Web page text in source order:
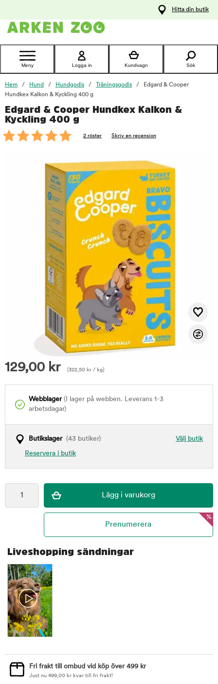
Kontakta
Hitta din butik
Meny Logga in Kundvagn Sök
Hem Hund Hundgodis Träningsgodis
Edgard & Cooper
Hundkex Kalkon & Kyckling 400 g
Edgard & Cooper Hundkex Kalkon &
Kyckling 400 g
2 röster Skriv en recension
129,00 kr (322,50 kr / kg)
Webblager(I lager på webben. Leverans 1-3
arbetsdagar)
Välj butik
Butikslager(43 butiker)
Reservera i butik
foo
%
Liveshopping sändningar
Fri frakt till ombud vid köp över 499 kr
Just nu 499,00 kr kvar till fri frakt!